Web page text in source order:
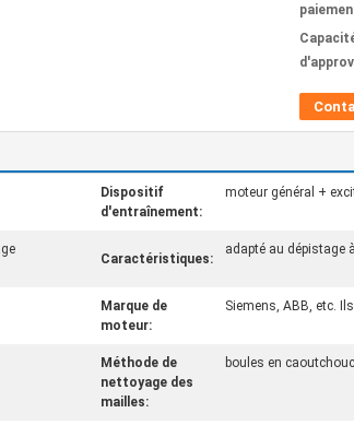
Dispositif
d'entraînement:
moteur général +
Caractéristiques:
adapté au dépistage
Marque de
moteur:
Siemens, ABB, etc.
Méthode de
nettoyage des
mailles:
boules en caoutchouc